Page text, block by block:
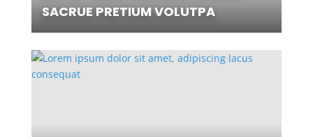
SACRUE PRETIUM VOLUTPA